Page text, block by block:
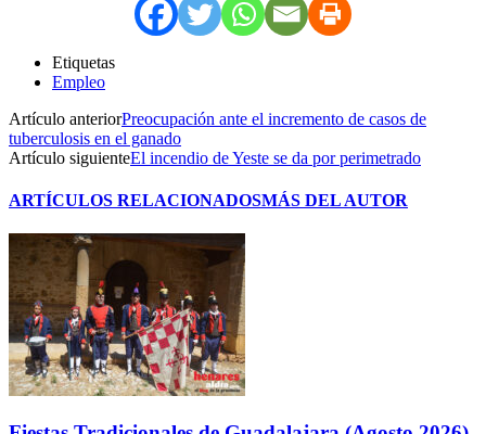
Etiquetas
Empleo
Artículo anteriorPreocupación ante el incremento de casos de
tuberculosis en el ganado
Artículo siguienteEl incendio de Yeste se da por perimetrado
ARTÍCULOS RELACIONADOSMÁS DEL AUTOR